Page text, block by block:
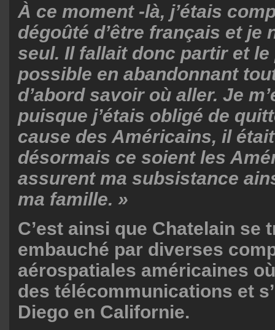
À ce moment -là, j’étais
dégoûté d’être français et je
seul. Il fallait donc partir et
possible en abandonnant
d’abord savoir où aller. Je
puisque j’étais obligé de
cause des Américains, il
désormais ce soient les
assurent ma subsistance
ma famille. »
C’est ainsi que Chatelain se
embauché par diverses
aérospatiales américaines
des télécommunications et
Diego en Californie.